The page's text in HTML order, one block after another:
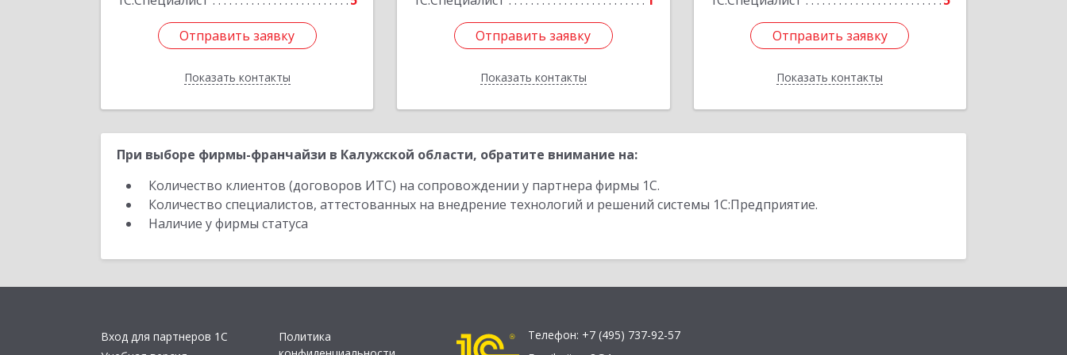
Отправить заявку
Показать контакты
Отправить заявку
Назад
Отправить заявку
Показать контакты
Отправить заявку
Назад
Отправить заявку
Показать контакты
Отправить заявку
Назад
При выборе фирмы-франчайзи в Калужской области, обратите внимание на:
Количество клиентов (договоров ИТС) на сопровождении у партнера фирмы 1С.
Количество специалистов, аттестованных на внедрение технологий и решений системы 1С:Предприятие.
Наличие у фирмы статуса
Вход для партнеров 1С
Политика
Телефон: +7 (495) 737-92-57